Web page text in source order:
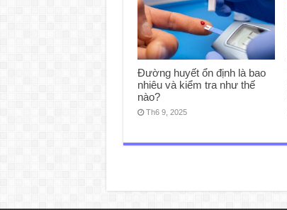
Đường huyết ổn định là bao
nhiêu và kiểm tra như thế
nào?
Th6 9, 2025